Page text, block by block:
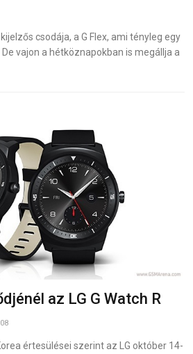
csodája, a G Flex, ami tényleg egy
vajon a hétköznapokban is megállja a
az LG G Watch R
értesülései szerint az LG október 14-